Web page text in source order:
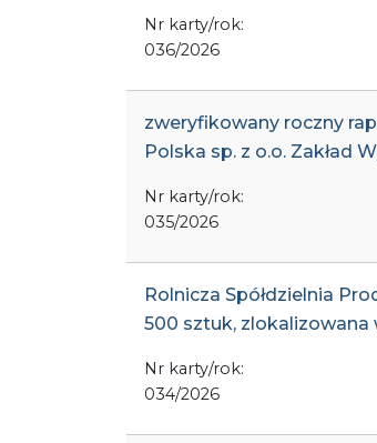
Nr karty/rok:
036/2026
zweryfikowany roczny
Polska sp. z o.o. Zakład
Nr karty/rok:
035/2026
Rolnicza Spółdzielnia
500 sztuk, zlokalizowana
Nr karty/rok:
034/2026